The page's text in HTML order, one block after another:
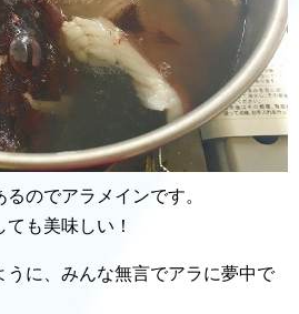
のでアラメインです。
も美味しい！
うに、みんな無言でアラに夢中で